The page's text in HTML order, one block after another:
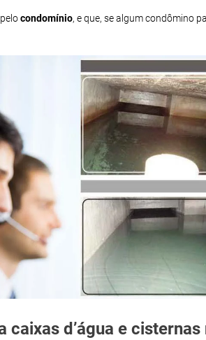
condomínio, e que, se algum condômino
d’água e